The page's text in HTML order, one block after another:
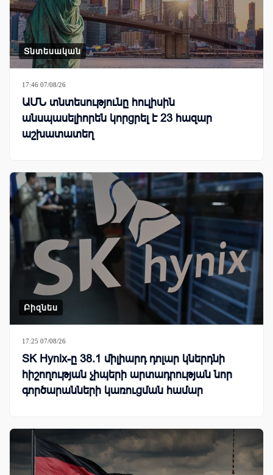
Տնտեսական
17:46 07/08/26
ԱՄՆ տնտեսությունը հուլիսին
անսպասելիորեն կորցրել է 23 հազար
աշխատատեղ
Բիզնես
17:25 07/08/26
SK Hynix-ը 38.1 միլիարդ դոլար կներդնի
հիշողության չիպերի արտադրության նոր
գործարանների կառուցման համար